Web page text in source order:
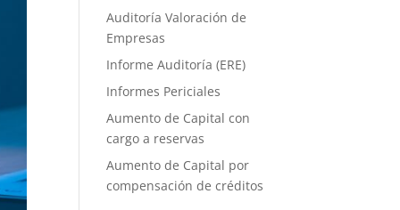
Auditoría Valoración de
Empresas
Informe Auditoría (ERE)
Informes Periciales
Aumento de Capital con
cargo a reservas
Aumento de Capital por
compensación de créditos